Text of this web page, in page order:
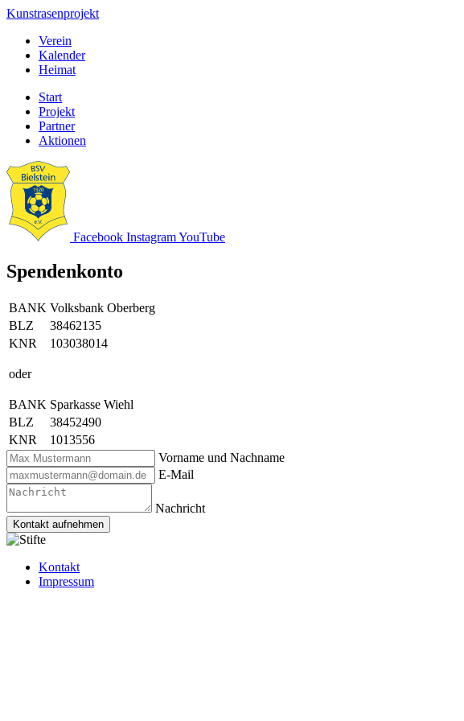
Kunstrasenprojekt
Verein
Kalender
Heimat
Start
Projekt
Partner
Aktionen
Facebook InstagramYouTube
Spendenkonto
BANK Volksbank Oberberg
BLZ
38462135
KNR
103038014
oder
BANK Sparkasse Wiehl
BLZ
38452490
KNR
1013556
Vorname und Nachname
E-Mail
Nachricht
Kontakt aufnehmen
Kontakt
Impressum